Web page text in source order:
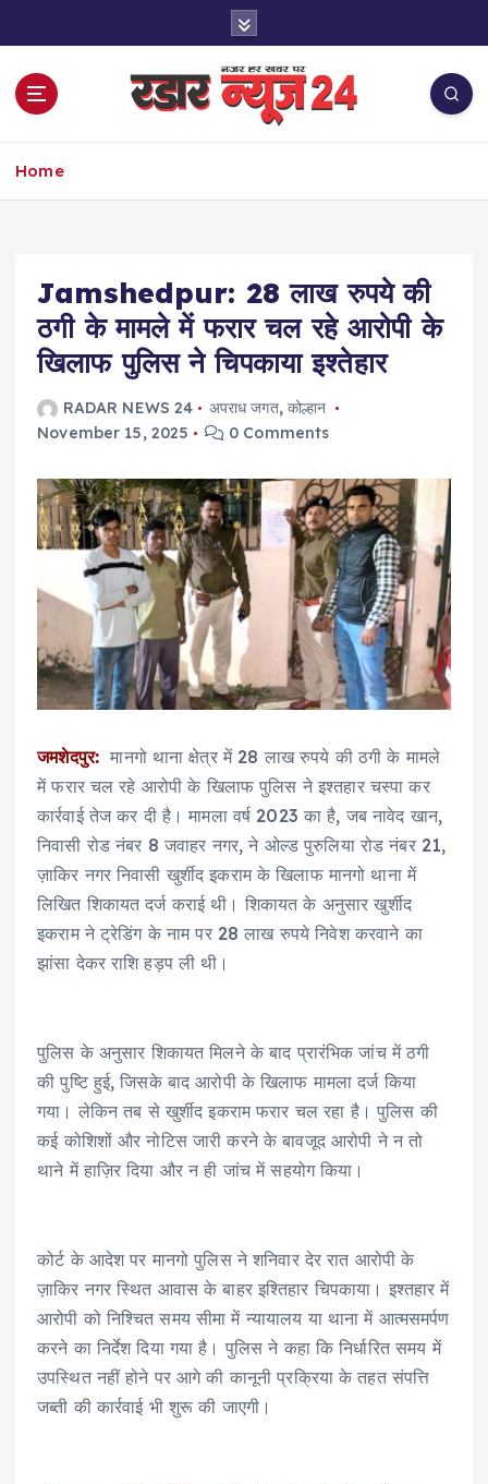
Home
Jamshedpur: 28 लाख रुपये की
ठगी के मामले में फरार चल रहे आरोपी के
खिलाफ पुलिस ने चिपकाया इश्तेहार
RADAR NEWS 24 अपराध जगत, कोल्हान
November 15, 2025
0 Comments
जमशेदपुर: मानगो थाना क्षेत्र में 28 लाख रुपये की ठगी के मामले
में फरार चल रहे आरोपी के खिलाफ पुलिस ने इश्तहार चस्पा कर
कार्रवाई तेज कर दी है। मामला वर्ष 2023 का है, जब नावेद खान,
निवासी रोड नंबर 8 जवाहर नगर, ने ओल्ड पुरुलिया रोड नंबर 21,
ज़ाकिर नगर निवासी खुर्शीद इकराम के खिलाफ मानगो थाना में
लिखित शिकायत दर्ज कराई थी। शिकायत के अनुसार खुर्शीद
इकराम ने ट्रेडिंग के नाम पर 28 लाख रुपये निवेश करवाने का
झांसा देकर राशि हड़प ली थी।
पुलिस के अनुसार शिकायत मिलने के बाद प्रारंभिक जांच में ठगी
की पुष्टि हुई, जिसके बाद आरोपी के खिलाफ मामला दर्ज किया
गया। लेकिन तब से खुर्शीद इकराम फरार चल रहा है। पुलिस की
कई कोशिशों और नोटिस जारी करने के बावजूद आरोपी ने न तो
थाने में हाज़िर दिया और न ही जांच में सहयोग किया।
कोर्ट के आदेश पर मानगो पुलिस ने शनिवार देर रात आरोपी के
ज़ाकिर नगर स्थित आवास के बाहर इश्तिहार चिपकाया। इश्तहार में
आरोपी को निश्चित समय सीमा में न्यायालय या थाना में आत्मसमर्पण
करने का निर्देश दिया गया है। पुलिस ने कहा कि निर्धारित समय में
उपस्थित नहीं होने पर आगे की कानूनी प्रक्रिया के तहत संपत्ति
जब्ती की कार्रवाई भी शुरू की जाएगी।